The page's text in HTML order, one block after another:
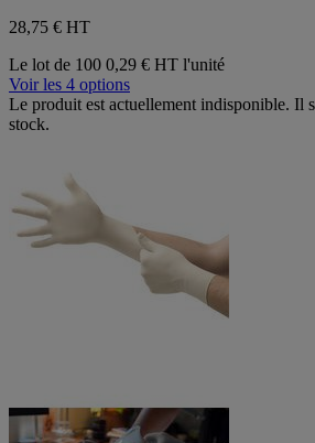
28,75 € HT
Le lot de 100 0,29 € HT l'unité
Voir les 4 options
Le produit est actuellement indisponible. Il
stock.